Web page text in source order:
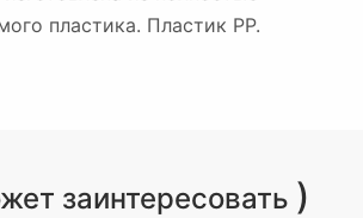
пластика. Пластик PP.
заинтересовать )